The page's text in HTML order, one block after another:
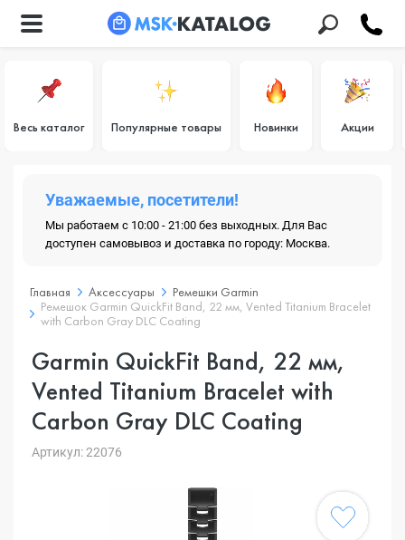
Весь каталог Популярные товары Новинки Акции
Уважаемые, посетители!
Мы работаем с 10:00 - 21:00 без выходных. Для Вас
доступен самовывоз и доставка по городу: Москва.
Главная Аксессуары
Ремешки Garmin
Ремешок Garmin QuickFit Band, 22 мм, Vented Titanium Bracelet
with Carbon Gray DLC Coating
Garmin QuickFit Band, 22 мм,
Vented Titanium Bracelet with
Carbon Gray DLC Coating
Артикул: 22076